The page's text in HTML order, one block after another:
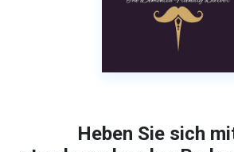
Heben Sie sich